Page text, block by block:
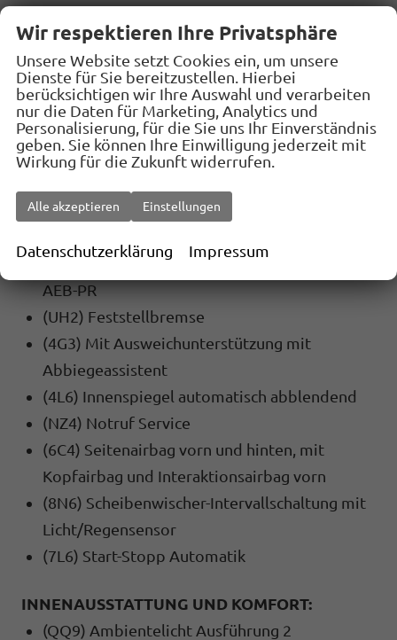
SICHERHEIT:
(4UF) Airbag FS und BFS, ohne Knieairbag, mit
BFS-Deaktivierung
(EM2) Ablenkungs- und Müdigkeitserkennung
(79H) Auspark- und Spurwechselassistent und
Ausstiegswarner
wachung,Back-up-Horn und Abschleppschutz
auf Fahrzeuge, Fußgänger und Radfahrer mit
AEB-PR
(UH2) Feststellbremse
(4G3) Mit Ausweichunterstützung mit
Abbiegeassistent
(4L6) Innenspiegel automatisch abblendend
(NZ4) Notruf Service
(6C4) Seitenairbag vorn und hinten, mit
Kopfairbag und Interaktionsairbag vorn
(8N6) Scheibenwischer-Intervallschaltung mit
Licht/Regensensor
(7L6) Start-Stopp Automatik
INNENAUSSTATTUNG UND KOMFORT:
(QQ9) Ambientelicht Ausführung 2
Wir respektieren Ihre Privatsphäre
Unsere Website setzt Cookies ein, um unsere
Dienste für Sie bereitzustellen. Hierbei
berücksichtigen wir Ihre Auswahl und verarbeiten
nur die Daten für Marketing, Analytics und
Personalisierung, für die Sie uns Ihr Einverständnis
geben. Sie können Ihre Einwilligung jederzeit mit
Wirkung für die Zukunft widerrufen.
Alle akzeptieren Einstellungen
Datenschutzerklärung Impressum